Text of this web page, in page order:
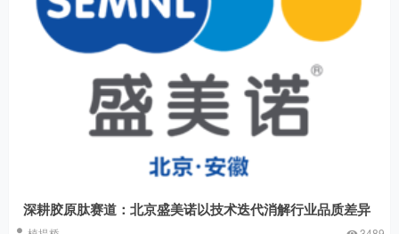
深耕胶原肽赛道：北京盛美诺以技术迭代消解行业品质差异